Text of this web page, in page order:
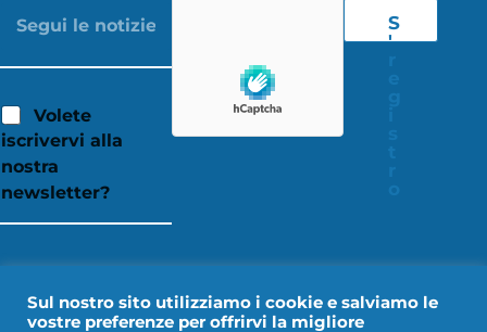
Volete
iscrivervi alla
nostra
newsletter?
S
'
Sul nostro sito utilizziamo i cookie e salviamo le
vostre preferenze per offrirvi la migliore